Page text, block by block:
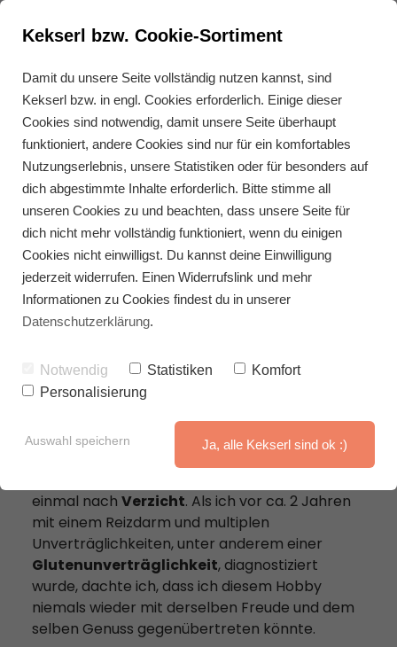
Glutenfreie Kuchenrezepte
– Einfach & lecker für jeden
Anlass!
einmal nach Verzicht. Als ich vor ca. 2 Jahren
mit einem Reizdarm und multiplen
Unverträglichkeiten, unter anderem einer
Glutenunverträglichkeit, diagnostiziert
wurde, dachte ich, dass ich diesem Hobby
niemals wieder mit derselben Freude und dem
selben Genuss gegenübertreten könnte.
Kekserl bzw. Cookie-Sortiment
Damit du unsere Seite vollständig nutzen kannst, sind
Kekserl bzw. in engl. Cookies erforderlich. Einige dieser
Cookies sind notwendig, damit unsere Seite überhaupt
funktioniert, andere Cookies sind nur für ein komfortables
Nutzungserlebnis, unsere Statistiken oder für besonders auf
dich abgestimmte Inhalte erforderlich. Bitte stimme all
unseren Cookies zu und beachten, dass unsere Seite für
dich nicht mehr vollständig funktioniert, wenn du einigen
Cookies nicht einwilligst. Du kannst deine Einwilligung
jederzeit widerrufen. Einen Widerrufslink und mehr
Informationen zu Cookies findest du in unserer
Datenschutzerklärung.
Notwendig Statistiken
Komfort
Personalisierung
Auswahl speichern Ja, alle Kekserl sind ok :)